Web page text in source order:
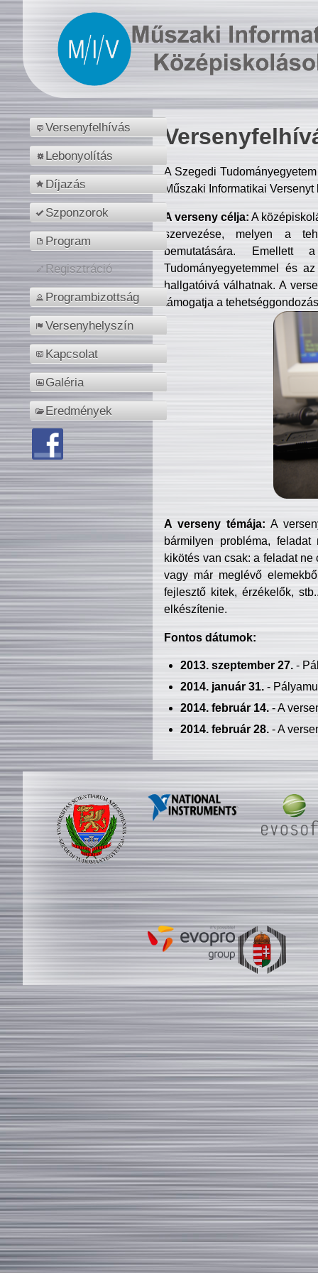
Versenyfelhívás
Lebonyolítás
Díjazás
Szponzorok
Program
Regisztráció
Programbizottság
Versenyhelyszín
Kapcsolat
Galéria
Eredmények
A Szegedi
Műszaki Informatikai
A verseny célja: A
szervezése, melyen a
bemutatására. Emellett
Tudományegyetemmel és
hallgatóivá válhatnak. A
támogatja a
A verseny témája: A
bármilyen probléma, feladat
kikötés van csak: a feladat
vagy már meglévő
fejlesztő kitek, érzékelők,
elkészítenie.
Fontos dátumok:
2013. szeptember 27.-
2014. január 31.-
2014. február 14.- A
2014. február 28.- A